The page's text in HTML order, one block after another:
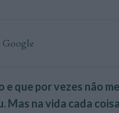
Google
que por vezes não
na vida cada